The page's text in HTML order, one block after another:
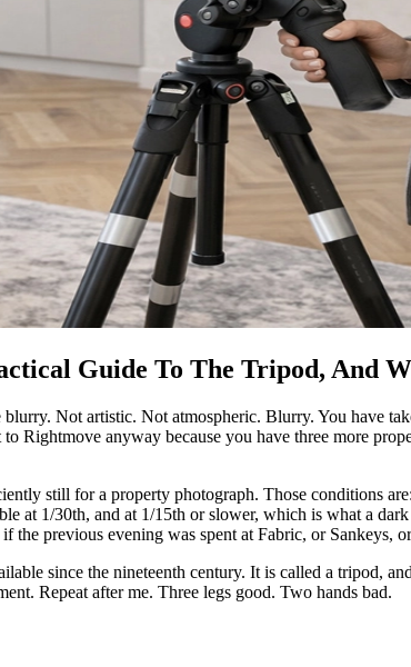
Not artistic. Not atmospheric. Blurry. You have
Rightmove anyway because you have three more
still for a property photograph. Those conditions
at 1/30th, and at 1/15th or slower, which is what a
feat of logistical ambition that deserves some recognition, both.​​​​‌
since the nineteenth century. It is called a tripod,